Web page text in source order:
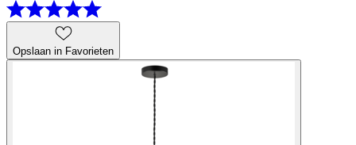
Opslaan in Favorieten